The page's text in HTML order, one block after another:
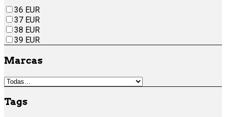
36 EUR
37 EUR
38 EUR
39 EUR
Marcas
Tags